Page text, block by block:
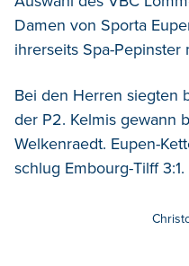
Damen von Sporta
ihrerseits Spa-Pepinster
Bei den Herren siegten
der P2. Kelmis gewann
Welkenraedt. Eupen-
schlug Embourg-Tilff 3:1.